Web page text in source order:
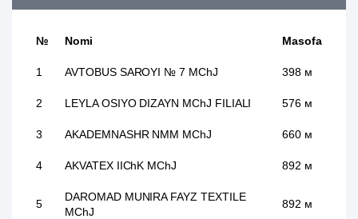
№ Nomi Masofa
1 AVTOBUS SAROYI № 7 MChJ 398 м
2 LEYLA OSIYO DIZAYN MChJ FILIALI 576 м
3 AKADEMNASHR NMM MChJ 660 м
4 AKVATEX IIChK MChJ 892 м
5
DAROMAD MUNIRA FAYZ TEXTILE
MChJ
892 м